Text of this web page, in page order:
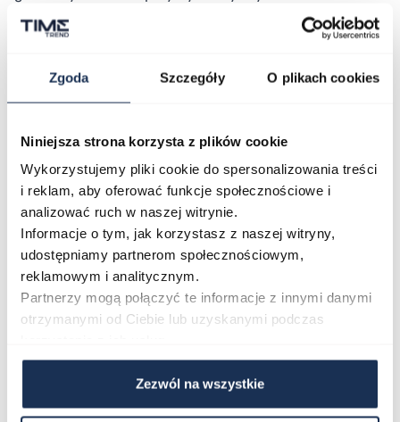
Zgoda Szczegóły O plikach cookies
Niniejsza strona korzysta z plików cookie
Wykorzystujemy pliki cookie do spersonalizowania treści
i reklam, aby oferować funkcje społecznościowe i
analizować ruch w naszej witrynie.
Informacje o tym, jak korzystasz z naszej witryny,
udostępniamy partnerom społecznościowym,
reklamowym i analitycznym.
Partnerzy mogą połączyć te informacje z innymi danymi
otrzymanymi od Ciebie lub uzyskanymi podczas
Zezwól na wszystkie
mineralne. Model posiada dokładny mechanizm
kwarcowy zasilany baterią. Wodoszczelność 100 M
pozwala na swobodny kontakt z wodą.
O marce
Opinie
Zapytaj o produkt